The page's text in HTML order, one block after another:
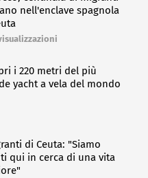
nell'enclave spagnola
i 220 metri del più
yacht a vela del mondo
di Ceuta: "Siamo
qui in cerca di una vita